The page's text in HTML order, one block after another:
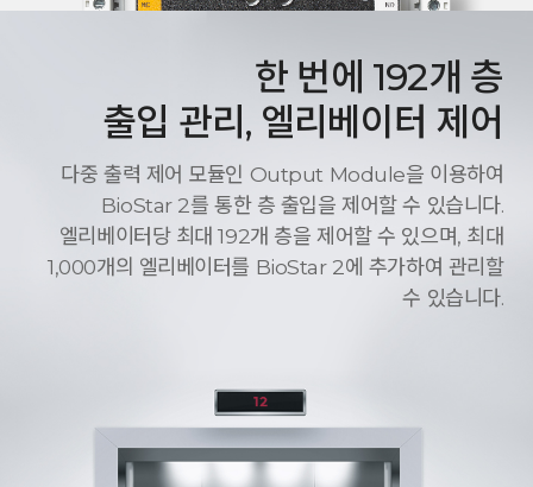
한 번에 192개 층
출입 관리, 엘리베이터 제어
다중 출력 제어 모듈인 Output Module을 이용하여
BioStar 2를 통한 층 출입을 제어할 수 있습니다.
엘리베이터당 최대 192개 층을 제어할 수 있으며, 최대
1,000개의 엘리베이터를 BioStar 2에 추가하여 관리할
수 있습니다.